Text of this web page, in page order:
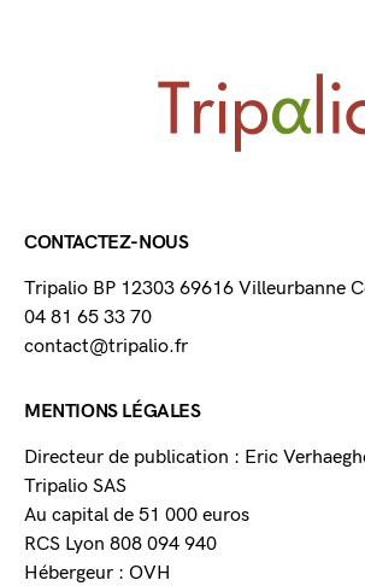
CONTACTEZ-NOUS
Tripalio BP 12303 69616 Villeurbanne
04 81 65 33 70
contact@tripalio.fr
MENTIONS LÉGALES
Directeur de publication : Eric
Tripalio SAS
Au capital de 51 000 euros
RCS Lyon 808 094 940
Hébergeur : OVH